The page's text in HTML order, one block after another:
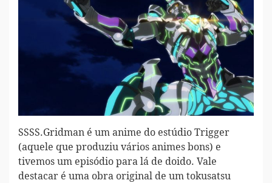
SSSS.Gridman é um anime do estúdio Trigger
(aquele que produziu vários animes bons) e
tivemos um episódio para lá de doido. Vale
destacar é uma obra original de um tokusatsu